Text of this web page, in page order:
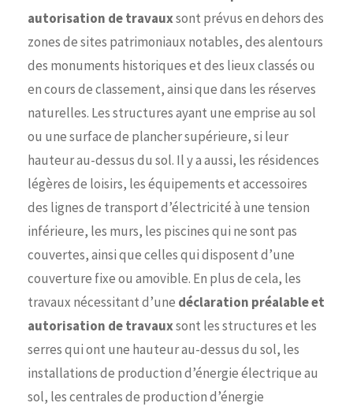
autorisation de travauxsont prévus en dehors des
zones de sites patrimoniaux notables, des alentours
des monuments historiques et des lieux classés ou
en cours de classement, ainsi que dans les réserves
naturelles. Les structures ayant une emprise au sol
ou une surface de plancher supérieure, si leur
hauteur au-dessus du sol. Il y a aussi, les résidences
légères de loisirs, les équipements et accessoires
des lignes de transport d’électricité à une tension
inférieure, les murs, les piscines qui ne sont pas
couvertes, ainsi que celles qui disposent d’une
couverture fixe ou amovible. En plus de cela, les
travaux nécessitant d’une déclaration préalable et
autorisation de travauxsont les structures et les
serres qui ont une hauteur au-dessus du sol, les
installations de production d’énergie électrique au
sol, les centrales de production d’énergie